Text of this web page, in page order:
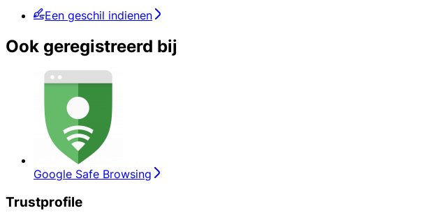
Een geschil indienen
Ook geregistreerd bij
Google Safe Browsing
Trustprofile